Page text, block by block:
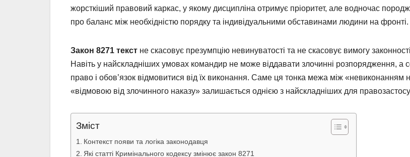
жорсткіший правовий каркас, у якому дисципліна отримує пріоритет, але водночас
про баланс між необхідністю порядку та індивідуальними обставинами людини на фронті.
Закон 8271 текст не скасовує презумпцію невинуватості та не скасовує вимогу
Навіть у найскладніших умовах командир не може віддавати злочинні розпорядження, а
право і обов’язок відмовитися від їх виконання. Саме ця тонка межа між «невиконанням
«відмовою від злочинного наказу» залишається однією з найскладніших для
Зміст
Контекст появи та логіка законодавця
Які статті Кримінального кодексу змінює закон 8271